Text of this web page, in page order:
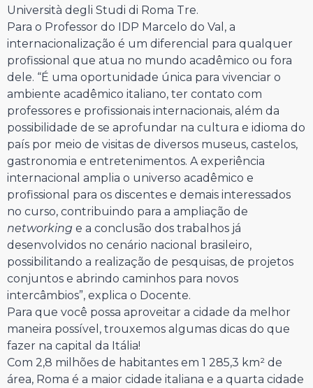
Università degli Studi di Roma Tre.
Para o Professor do IDP Marcelo do Val, a
internacionalização é um diferencial para qualquer
profissional que atua no mundo acadêmico ou fora
dele. “É uma oportunidade única para vivenciar o
ambiente acadêmico italiano, ter contato com
professores e profissionais internacionais, além da
possibilidade de se aprofundar na cultura e idioma do
país por meio de visitas de diversos museus, castelos,
gastronomia e entretenimentos. A experiência
internacional amplia o universo acadêmico e
profissional para os discentes e demais interessados
no curso, contribuindo para a ampliação de
networking e a conclusão dos trabalhos já
desenvolvidos no cenário nacional brasileiro,
possibilitando a realização de pesquisas, de projetos
conjuntos e abrindo caminhos para novos
intercâmbios”, explica o Docente.
Para que você possa aproveitar a cidade da melhor
maneira possível, trouxemos algumas dicas do que
fazer na capital da Itália!
Com 2,8 milhões de habitantes em 1 285,3 km² de
área, Roma é a maior cidade italiana e a quarta cidade